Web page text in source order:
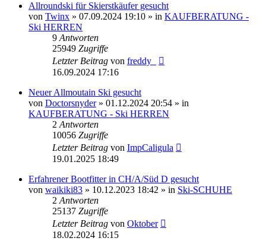
Allroundski für Skierstkäufer gesucht
von Twinx » 07.09.2024 19:10 » in KAUFBERATUNG -
Ski HERREN
9 Antworten
25949 Zugriffe
Letzter Beitrag von freddy_
16.09.2024 17:16
Neuer Allmoutain Ski gesucht
von Doctorsnyder» 01.12.2024 20:54 » in
KAUFBERATUNG - Ski HERREN
2 Antworten
10056 Zugriffe
Letzter Beitrag von ImpCaligula
19.01.2025 18:49
Erfahrener Bootfitter in CH/A/Süd D gesucht
von waikiki83 » 10.12.2023 18:42 » in Ski-SCHUHE
2 Antworten
25137 Zugriffe
Letzter Beitrag von Oktober
18.02.2024 16:15